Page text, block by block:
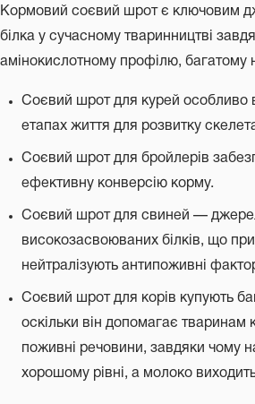
Кормовий соєвий шрот є ключовим
білка у сучасному тваринництві
амінокислотному профілю, багатому
Соєвий шрот для курей особливо
етапах життя для розвитку
Соєвий шрот для бройлерів
ефективну конверсію корму.
Соєвий шрот для свиней —
високозасвоюваних білків, що
нейтралізують антипоживні
Соєвий шрот для корів купують
оскільки він допомагає
поживні речовини, завдяки чому
хорошому рівні, а молоко